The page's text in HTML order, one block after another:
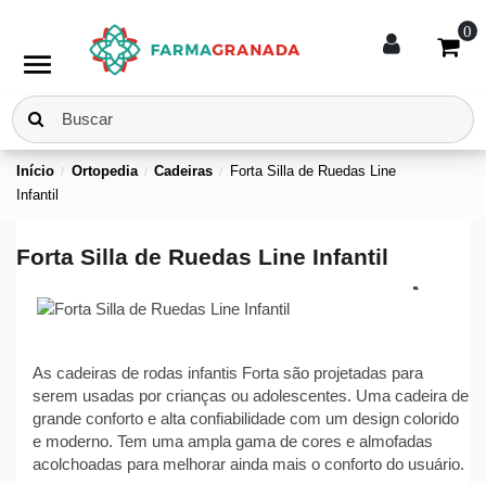
menu
0
Início Ortopedia Cadeiras
Forta Silla de Ruedas Line
Infantil
Forta Silla de Ruedas Line Infantil
As cadeiras de rodas infantis Forta são projetadas para
serem usadas por crianças ou adolescentes. Uma cadeira de
grande conforto e alta confiabilidade com um design colorido
e moderno. Tem uma ampla gama de cores e almofadas
acolchoadas para melhorar ainda mais o conforto do usuário.